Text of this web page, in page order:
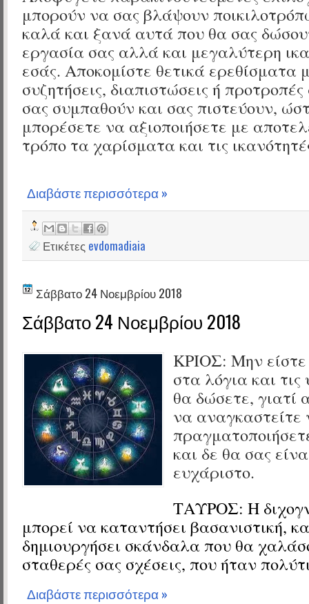
μπορούν να σας βλάψουν
καλά και ξανά αυτά που θα σας
εργασία σας αλλά και μεγαλύτερη
εσάς. Αποκομίστε θετικά ερεθίσματα
συζητήσεις, διαπιστώσεις ή
σας συμπαθούν και σας πιστεύουν,
μπορέσετε να αξιοποιήσετε με
τρόπο τα χαρίσματα και τις
Διαβάστε περισσότερα »
Ετικέτες evdomadiaia
Σάββατο 24 Νοεμβρίου 2018
Σάββατο 24 Νοεμβρίου 2018
ΚΡΙΟΣ: Μην είστε
στα λόγια και
θα δώσετε, γιατί
να αναγκαστείτε
και δε θα σας
ευχάριστο.
ΤΑΥΡΟΣ: Η
μπορεί να καταντήσει βασανιστική,
δημιουργήσει σκάνδαλα που θα
σταθερές σας σχέσεις, που ήταν
Διαβάστε περισσότερα »